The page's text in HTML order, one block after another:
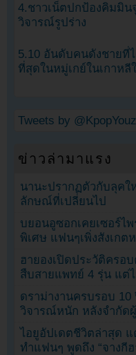
4.ชาวเน็ตปกป้องคิมมิน
วิจารณ์รูปร่าง
5.10 อันดับคนดังชายที่
ที่สุดในหมู่เกย์ในเกาหลี
Tweets by
ข่าวล่ามาแรง
นานะปรากฏตัวกับลุค
ลักษณ์ที่เปลี่ยนไป
บยอนอูซอกเคยเซอร์ไ
พิเศษ แฟนๆเพิ่งสังเกต
ฮายองเปิดประวัติครอ
สืบสายแพทย์ 4 รุ่น แต่
ดราม่างานครบรอบ
วิจารณ์หนัก หลังจำกัด
ไอยูอัปเดตชีวิตล่าสุด
ทำแฟนๆ พูดถึง “จางกีฮ